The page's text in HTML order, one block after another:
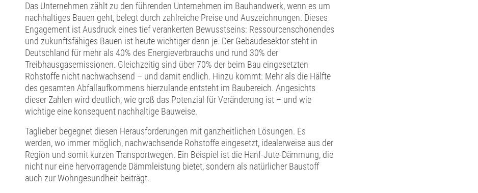
Das Unternehmen zählt zu den führenden Unternehmen im Bauhandwerk, wenn es um
nachhaltiges Bauen geht, belegt durch zahlreiche Preise und Auszeichnungen. Dieses
Engagement ist Ausdruck eines tief verankerten Bewusstseins: Ressourcenschonendes
und zukunftsfähiges Bauen ist heute wichtiger denn je. Der Gebäudesektor steht in
Deutschland für mehr als 40% des Energieverbrauchs und rund 30% der
Treibhausgasemissionen. Gleichzeitig sind über 70% der beim Bau eingesetzten
Rohstoffe nicht nachwachsend – und damit endlich. Hinzu kommt: Mehr als die Hälfte
des gesamten Abfallaufkommens hierzulande entsteht im Baubereich. Angesichts
dieser Zahlen wird deutlich, wie groß das Potenzial für Veränderung ist – und wie
wichtige eine konsequent nachhaltige Bauweise.
Taglieber begegnet diesen Herausforderungen mit ganzheitlichen Lösungen. Es
werden, wo immer möglich, nachwachsende Rohstoffe eingesetzt, idealerweise aus der
Region und somit kurzen Transportwegen. Ein Beispiel ist die Hanf-Jute-Dämmung, die
nicht nur eine hervorragende Dämmleistung bietet, sondern als natürlicher Baustoff
auch zur Wohngesundheit beiträgt.